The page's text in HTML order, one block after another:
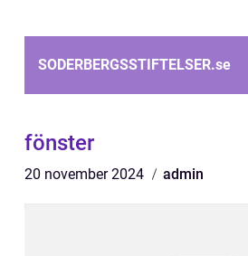
SODERBERGSSTIFTELSER.se
fönster
20 november 2024 admin